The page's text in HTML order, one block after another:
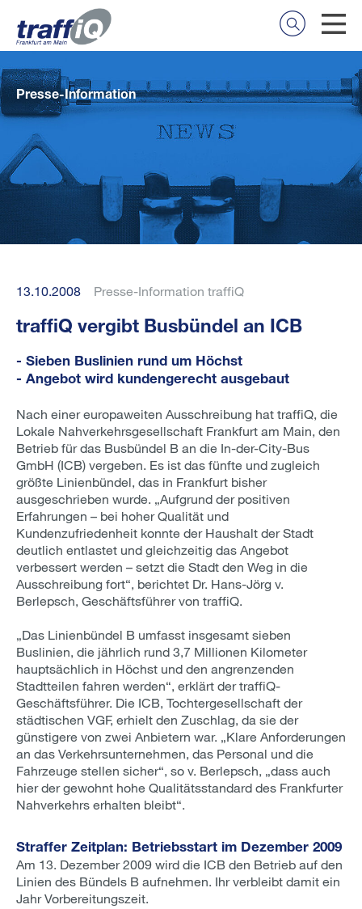
Presse-Information
13.10.2008 Presse-Information traffiQ
traffiQ vergibt Busbündel an ICB
- Sieben Buslinien rund um Höchst
- Angebot wird kundengerecht ausgebaut
Nach einer europaweiten Ausschreibung hat traffiQ, die
Lokale Nahverkehrsgesellschaft Frankfurt am Main, den
Betrieb für das Busbündel B an die In-der-City-Bus
GmbH (ICB) vergeben. Es ist das fünfte und zugleich
größte Linienbündel, das in Frankfurt bisher
ausgeschrieben wurde. „Aufgrund der positiven
Erfahrungen – bei hoher Qualität und
Kundenzufriedenheit konnte der Haushalt der Stadt
deutlich entlastet und gleichzeitig das Angebot
verbessert werden – setzt die Stadt den Weg in die
Ausschreibung fort“, berichtet Dr. Hans-Jörg v.
Berlepsch, Geschäftsführer von traffiQ.
„Das Linienbündel B umfasst insgesamt sieben
Buslinien, die jährlich rund 3,7 Millionen Kilometer
hauptsächlich in Höchst und den angrenzenden
Stadtteilen fahren werden“, erklärt der traffiQ-
Geschäftsführer. Die ICB, Tochtergesellschaft der
städtischen VGF, erhielt den Zuschlag, da sie der
günstigere von zwei Anbietern war. „Klare Anforderungen
an das Verkehrsunternehmen, das Personal und die
Fahrzeuge stellen sicher“, so v. Berlepsch, „dass auch
hier der gewohnt hohe Qualitätsstandard des Frankfurter
Nahverkehrs erhalten bleibt“.
Straffer Zeitplan: Betriebsstart im Dezember 2009
Am 13. Dezember 2009 wird die ICB den Betrieb auf den
Linien des Bündels B aufnehmen. Ihr verbleibt damit ein
Jahr Vorbereitungszeit.